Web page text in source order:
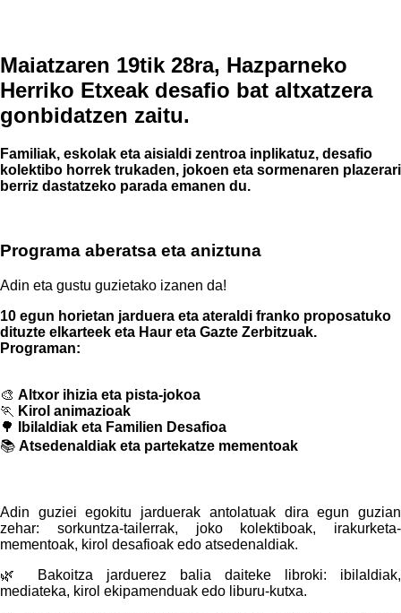
Maiatzaren 19tik 28ra, Hazparneko
Herriko Etxeak desafio bat altxatzera
gonbidatzen zaitu.
Familiak, eskolak eta aisialdi zentroa inplikatuz, desafio
kolektibo horrek trukaden, jokoen eta sormenaren plazerari
berriz dastatzeko parada emanen du.
Programa aberatsa eta aniztuna
Adin eta gustu guzietako izanen da!
10 egun horietan jarduera eta ateraldi franko proposatuko
dituzte elkarteek eta Haur eta Gazte Zerbitzuak.
Programan:
🎨 Altxor ihizia eta pista-jokoa
🏃 Kirol animazioak
🌳
Ibilaldiak eta Familien Desafioa
📚 Atsedenaldiak eta partekatze mementoak
Adin guziei egokitu jarduerak antolatuak dira egun guzian
zehar:
sorkuntza-tailerrak, joko kolektiboak, irakurketa-
mementoak, kirol desafioak edo atsedenaldiak.
🌿 Bakoitza jarduerez balia daiteke libroki: ibilaldiak,
mediateka, kirol ekipamenduak edo liburu-kutxa.